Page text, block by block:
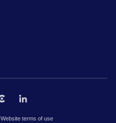
Website terms of use